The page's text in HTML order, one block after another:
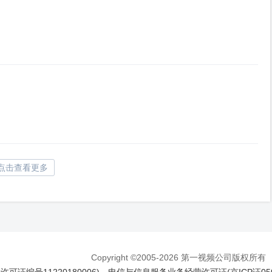
击查看更多
Copyright ©2005-2026 第一视频公司版权所有